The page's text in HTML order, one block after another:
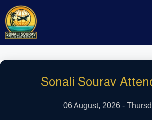
Sonali Sourav
06 August, 2026 -